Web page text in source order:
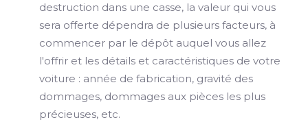
destruction dans une casse, la valeur qui vous
sera offerte dépendra de plusieurs facteurs, à
commencer par le dépôt auquel vous allez
l'offrir et les détails et caractéristiques de votre
voiture : année de fabrication, gravité des
dommages, dommages aux pièces les plus
précieuses, etc.